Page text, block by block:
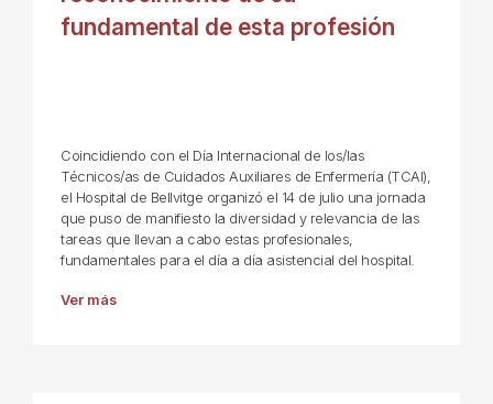
fundamental de esta profesión
Coincidiendo con el Día Internacional de los/las
Técnicos/as de Cuidados Auxiliares de Enfermería (TCAI),
el Hospital de Bellvitge organizó el 14 de julio una jornada
que puso de manifiesto la diversidad y relevancia de las
tareas que llevan a cabo estas profesionales,
fundamentales para el día a día asistencial del hospital.
Ver más